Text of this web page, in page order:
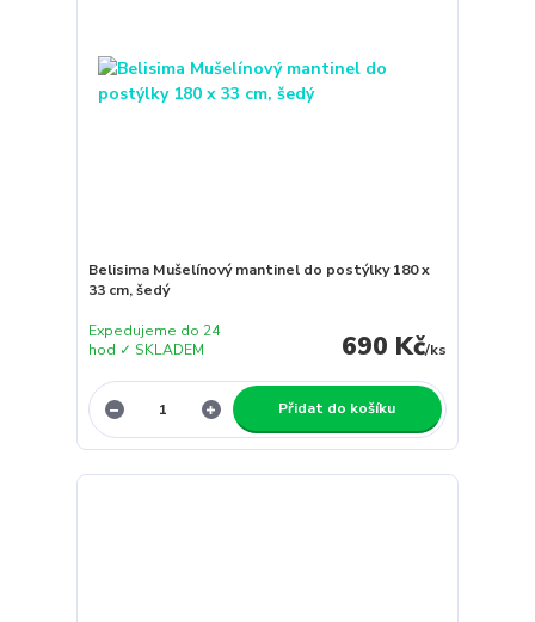
Belisima Mušelínový mantinel do postýlky 180 x
33 cm, šedý
690 Kč/ks
Expedujeme do 24
hod ✓ SKLADEM
Přidat do košíku